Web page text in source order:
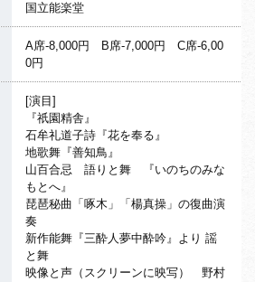
国立能楽堂
A席-8,000円 B席-7,000円 C席-6,00
0円
[演目]
『祇園精舎』
石牟礼道子詩『花を奉る』
地歌舞『善知鳥』
山百合忌 語りと舞 『いのちのみな
もとへ』
琵琶秘曲「啄木」「楊真操」の復曲演
奏
新作能舞『三酔人夢中酔吟』より 謡
と舞
映像と声（スクリーンに映写） 野村